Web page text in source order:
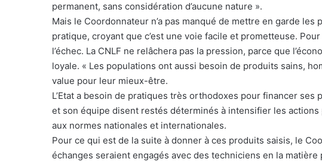
permanent, sans considération d’aucune nature ».
Mais le Coordonnateur n’a pas manqué de mettre en garde les
pratique, croyant que c’est une voie facile et prometteuse.
l’échec. La CNLF ne relâchera pas la pression, parce que
loyale. « Les populations ont aussi besoin de produits sains,
value pour leur mieux-être.
L’Etat a besoin de pratiques très orthodoxes pour financer
et son équipe disent restés déterminés à intensifier les
aux normes nationales et internationales.
Pour ce qui est de la suite à donner à ces produits saisis, le
échanges seraient engagés avec des techniciens en la